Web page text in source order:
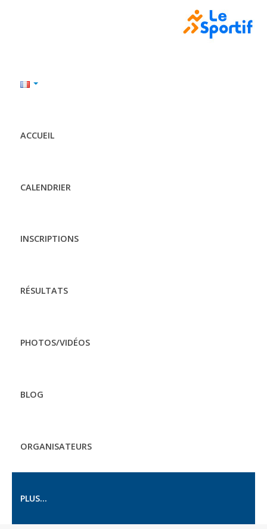
ACCUEIL
CALENDRIER
INSCRIPTIONS
RÉSULTATS
PHOTOS/VIDÉOS
BLOG
ORGANISATEURS
PLUS...